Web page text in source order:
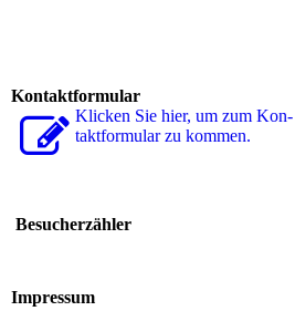
Kontaktformular
Klicken Sie hier, um zum Kon­
takt­for­mu­lar zu kommen.
Besucherzähler
Impressum